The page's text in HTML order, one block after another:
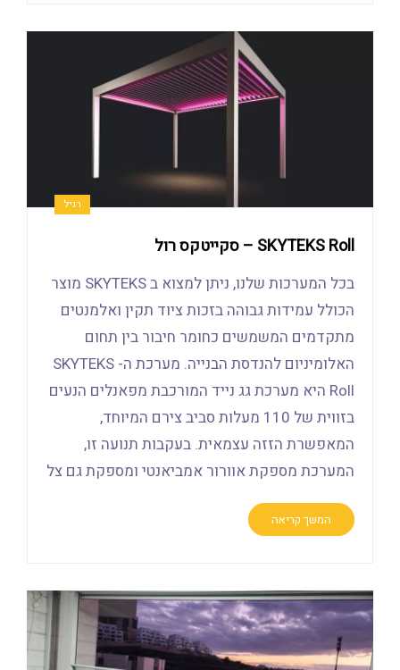
רגיל
SKYTEKS Roll – סקייטקס רול
בכל המערכות שלנו, ניתן למצוא ב SKYTEKS מוצר
הכולל עמידות גבוהה בזכות ציוד תקין ואלמנטים
מתקדמים המשמשים כחומר חיבור בין תחום
האלומיניום להנדסת הבנייה. מערכת ה- SKYTEKS
Roll היא מערכת גג נייד המורכבת מפאנלים הנעים
בזווית של 110 מעלות סביב צירם המיוחד,
המאפשרת הזזה עצמאית. בעקבות תנועה זו,
המערכת מספקת אוורור אמביאנטי ומספקת גם צל
המשך קריאה